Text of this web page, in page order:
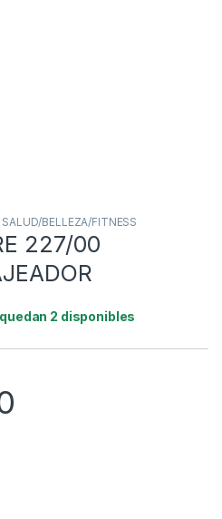
SALUD/BELLEZA/FITNESS
227/00
2 disponibles
MASAJEADOR cantidad